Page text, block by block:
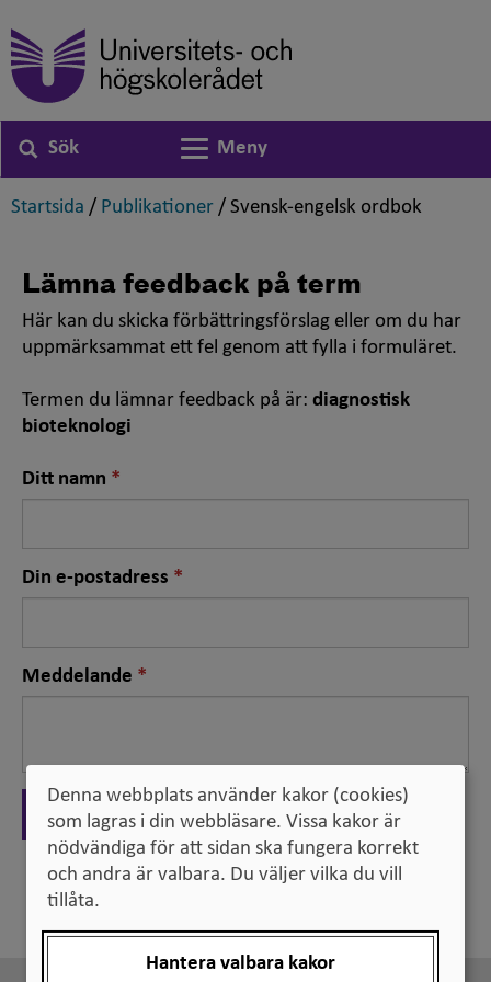
Sök
Växla navigering
Meny
Startsida ,
/ Publikationer ,
/ Svensk-engelsk ordbok
Lämna feedback på term
Här kan du skicka förbättringsförslag eller om du har
uppmärksammat ett fel genom att fylla i formuläret.
Termen du lämnar feedback på är: diagnostisk
bioteknologi
Ditt namn Nödvändigt
fält
Din e-postadress Nödvändigt
fält
Meddelande Nödvändigt
fält
Skicka
Tillbaka
Denna webbplats använder kakor (cookies)
som lagras i din webbläsare. Vissa kakor är
nödvändiga för att sidan ska fungera korrekt
och andra är valbara. Du väljer vilka du vill
tillåta.
Hantera valbara kakor